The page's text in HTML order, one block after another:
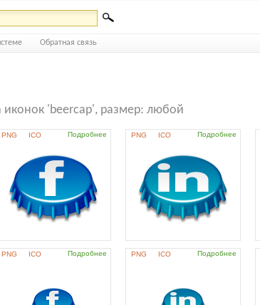
Обратная связь
иконок 'beercap', размер: любой
PNG ICO Подробнее PNG ICO Подробнее
PNG ICO Подробнее PNG ICO Подробнее